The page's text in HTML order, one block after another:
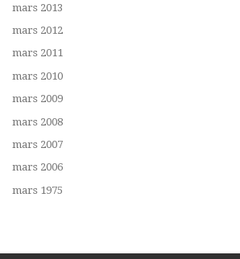
mars 2013
mars 2012
mars 2011
mars 2010
mars 2009
mars 2008
mars 2007
mars 2006
mars 1975